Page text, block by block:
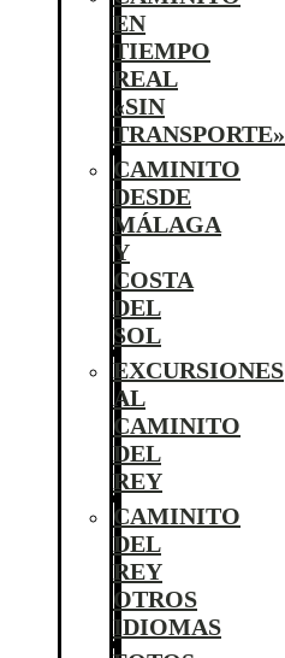
EN
TIEMPO
REAL
«SIN
TRANSPORTE»
CAMINITO
DESDE
MÁLAGA
Y
COSTA
DEL
SOL
EXCURSIONES
AL
CAMINITO
DEL
REY
CAMINITO
DEL
REY
OTROS
IDIOMAS